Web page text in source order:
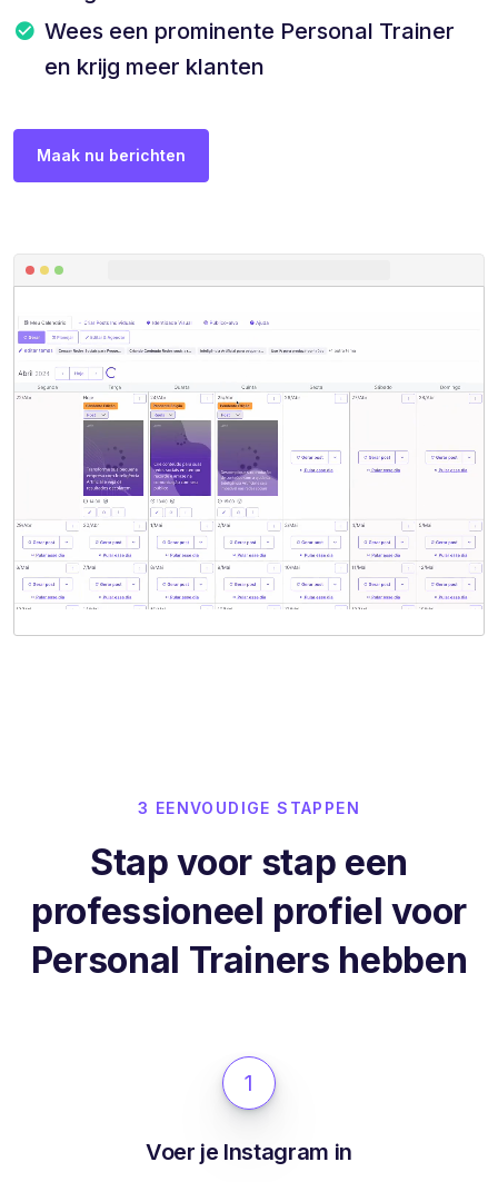
Wees een prominente Personal Trainer
en krijg meer klanten
Maak nu berichten
3 EENVOUDIGE STAPPEN
Stap voor stap een
professioneel profiel voor
Personal Trainers hebben
1
Voer je Instagram in